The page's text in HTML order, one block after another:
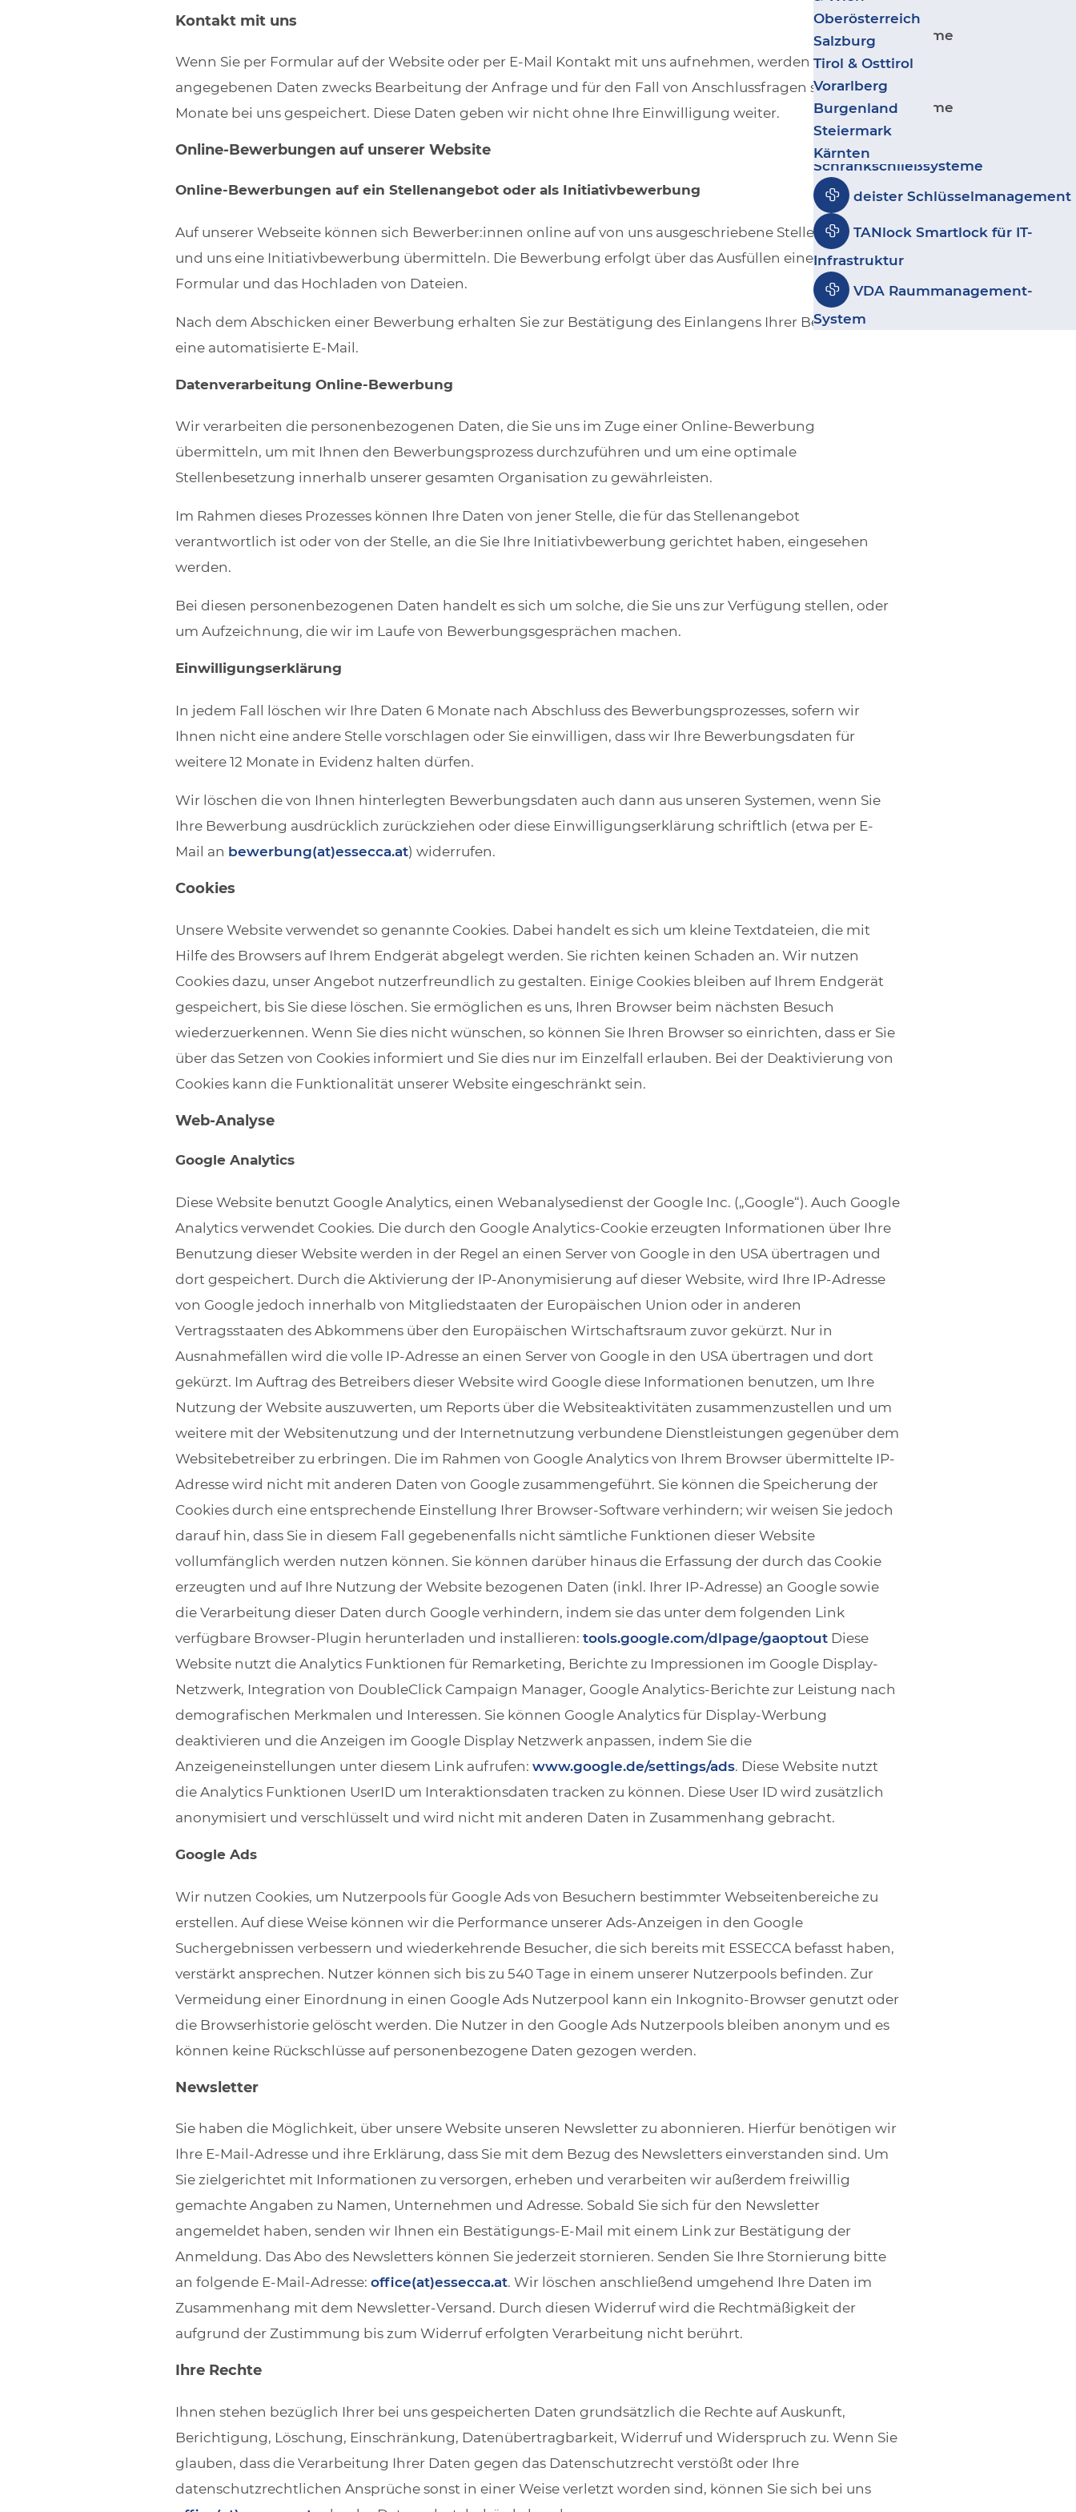
Wohnbau
Kultur, Sport & Freizeit
Geschäfte & Handel
Coworking & Coliving
Salto IDM -
Besuchermanagement
Sicherheitssysteme
Leitstand VISECCA
disecca
Ergänzende Produkte
Sicherheitssysteme
GANTNER
Schrankschließsysteme
deister Schlüsselmanagement
TANlock Smartlock für IT-
Infrastruktur
VDA Raummanagement-
System
Oberösterreich
Salzburg
Tirol & Osttirol
Vorarlberg
Burgenland
Steiermark
Kärnten
Kontakt mit uns
Wenn Sie per Formular auf der Website oder per E-Mail Kontakt mit uns aufnehmen, werden Ihre
angegebenen Daten zwecks Bearbeitung der Anfrage und für den Fall von Anschlussfragen sechs
Monate bei uns gespeichert. Diese Daten geben wir nicht ohne Ihre Einwilligung weiter.
Online-Bewerbungen auf unserer Website
Online-Bewerbungen auf ein Stellenangebot oder als Initiativbewerbung
Auf unserer Webseite können sich Bewerber:innen online auf von uns ausgeschriebene Stellen bewerben
und uns eine Initiativbewerbung übermitteln. Die Bewerbung erfolgt über das Ausfüllen eines Online-
Formular und das Hochladen von Dateien.
Nach dem Abschicken einer Bewerbung erhalten Sie zur Bestätigung des Einlangens Ihrer Bewerbung
eine automatisierte E-Mail.
Datenverarbeitung Online-Bewerbung
Wir verarbeiten die personenbezogenen Daten, die Sie uns im Zuge einer Online-Bewerbung
übermitteln, um mit Ihnen den Bewerbungsprozess durchzuführen und um eine optimale
Stellenbesetzung innerhalb unserer gesamten Organisation zu gewährleisten.
Im Rahmen dieses Prozesses können Ihre Daten von jener Stelle, die für das Stellenangebot
verantwortlich ist oder von der Stelle, an die Sie Ihre Initiativbewerbung gerichtet haben, eingesehen
werden.
Bei diesen personenbezogenen Daten handelt es sich um solche, die Sie uns zur Verfügung stellen, oder
um Aufzeichnung, die wir im Laufe von Bewerbungsgesprächen machen.
Einwilligungserklärung
In jedem Fall löschen wir Ihre Daten 6 Monate nach Abschluss des Bewerbungsprozesses, sofern wir
Ihnen nicht eine andere Stelle vorschlagen oder Sie einwilligen, dass wir Ihre Bewerbungsdaten für
weitere 12 Monate in Evidenz halten dürfen.
Wir löschen die von Ihnen hinterlegten Bewerbungsdaten auch dann aus unseren Systemen, wenn Sie
Ihre Bewerbung ausdrücklich zurückziehen oder diese Einwilligungserklärung schriftlich (etwa per E-
Mail an bewerbung(at)essecca.at) widerrufen.
Cookies
Unsere Website verwendet so genannte Cookies. Dabei handelt es sich um kleine Textdateien, die mit
Hilfe des Browsers auf Ihrem Endgerät abgelegt werden. Sie richten keinen Schaden an. Wir nutzen
Cookies dazu, unser Angebot nutzerfreundlich zu gestalten. Einige Cookies bleiben auf Ihrem Endgerät
gespeichert, bis Sie diese löschen. Sie ermöglichen es uns, Ihren Browser beim nächsten Besuch
wiederzuerkennen. Wenn Sie dies nicht wünschen, so können Sie Ihren Browser so einrichten, dass er Sie
über das Setzen von Cookies informiert und Sie dies nur im Einzelfall erlauben. Bei der Deaktivierung von
Cookies kann die Funktionalität unserer Website eingeschränkt sein.
Web-Analyse
Google Analytics
Diese Website benutzt Google Analytics, einen Webanalysedienst der Google Inc. („Google“). Auch Google
Analytics verwendet Cookies. Die durch den Google Analytics-Cookie erzeugten Informationen über Ihre
Benutzung dieser Website werden in der Regel an einen Server von Google in den USA übertragen und
dort gespeichert. Durch die Aktivierung der IP-Anonymisierung auf dieser Website, wird Ihre IP-Adresse
von Google jedoch innerhalb von Mitgliedstaaten der Europäischen Union oder in anderen
Vertragsstaaten des Abkommens über den Europäischen Wirtschaftsraum zuvor gekürzt. Nur in
Ausnahmefällen wird die volle IP-Adresse an einen Server von Google in den USA übertragen und dort
gekürzt. Im Auftrag des Betreibers dieser Website wird Google diese Informationen benutzen, um Ihre
Nutzung der Website auszuwerten, um Reports über die Websiteaktivitäten zusammenzustellen und um
weitere mit der Websitenutzung und der Internetnutzung verbundene Dienstleistungen gegenüber dem
Websitebetreiber zu erbringen. Die im Rahmen von Google Analytics von Ihrem Browser übermittelte IP-
Adresse wird nicht mit anderen Daten von Google zusammengeführt. Sie können die Speicherung der
Cookies durch eine entsprechende Einstellung Ihrer Browser-Software verhindern; wir weisen Sie jedoch
darauf hin, dass Sie in diesem Fall gegebenenfalls nicht sämtliche Funktionen dieser Website
vollumfänglich werden nutzen können. Sie können darüber hinaus die Erfassung der durch das Cookie
erzeugten und auf Ihre Nutzung der Website bezogenen Daten (inkl. Ihrer IP-Adresse) an Google sowie
die Verarbeitung dieser Daten durch Google verhindern, indem sie das unter dem folgenden Link
verfügbare Browser-Plugin herunterladen und installieren: tools.google.com/dlpage/gaoptout Diese
Website nutzt die Analytics Funktionen für Remarketing, Berichte zu Impressionen im Google Display-
Netzwerk, Integration von DoubleClick Campaign Manager, Google Analytics-Berichte zur Leistung nach
demografischen Merkmalen und Interessen. Sie können Google Analytics für Display-Werbung
deaktivieren und die Anzeigen im Google Display Netzwerk anpassen, indem Sie die
Anzeigeneinstellungen unter diesem Link aufrufen: www.google.de/settings/ads. Diese Website nutzt
die Analytics Funktionen UserID um Interaktionsdaten tracken zu können. Diese User ID wird zusätzlich
anonymisiert und verschlüsselt und wird nicht mit anderen Daten in Zusammenhang gebracht.
Google Ads
Wir nutzen Cookies, um Nutzerpools für Google Ads von Besuchern bestimmter Webseitenbereiche zu
erstellen. Auf diese Weise können wir die Performance unserer Ads-Anzeigen in den Google
Suchergebnissen verbessern und wiederkehrende Besucher, die sich bereits mit ESSECCA befasst haben,
verstärkt ansprechen. Nutzer können sich bis zu 540 Tage in einem unserer Nutzerpools befinden. Zur
Vermeidung einer Einordnung in einen Google Ads Nutzerpool kann ein Inkognito-Browser genutzt oder
die Browserhistorie gelöscht werden. Die Nutzer in den Google Ads Nutzerpools bleiben anonym und es
können keine Rückschlüsse auf personenbezogene Daten gezogen werden.
Newsletter
Sie haben die Möglichkeit, über unsere Website unseren Newsletter zu abonnieren. Hierfür benötigen wir
Ihre E-Mail-Adresse und ihre Erklärung, dass Sie mit dem Bezug des Newsletters einverstanden sind. Um
Sie zielgerichtet mit Informationen zu versorgen, erheben und verarbeiten wir außerdem freiwillig
gemachte Angaben zu Namen, Unternehmen und Adresse. Sobald Sie sich für den Newsletter
angemeldet haben, senden wir Ihnen ein Bestätigungs-E-Mail mit einem Link zur Bestätigung der
Anmeldung. Das Abo des Newsletters können Sie jederzeit stornieren. Senden Sie Ihre Stornierung bitte
an folgende E-Mail-Adresse: office(at)essecca.at. Wir löschen anschließend umgehend Ihre Daten im
Zusammenhang mit dem Newsletter-Versand. Durch diesen Widerruf wird die Rechtmäßigkeit der
aufgrund der Zustimmung bis zum Widerruf erfolgten Verarbeitung nicht berührt.
Ihre Rechte
Ihnen stehen bezüglich Ihrer bei uns gespeicherten Daten grundsätzlich die Rechte auf Auskunft,
Berichtigung, Löschung, Einschränkung, Datenübertragbarkeit, Widerruf und Widerspruch zu. Wenn Sie
glauben, dass die Verarbeitung Ihrer Daten gegen das Datenschutzrecht verstößt oder Ihre
datenschutzrechtlichen Ansprüche sonst in einer Weise verletzt worden sind, können Sie sich bei uns